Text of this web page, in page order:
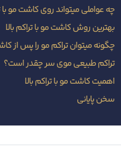
چه عواملی میتواند روی کاشت مو با
بهترین روش کاشت مو با تراکم بالا
چگونه میتوان تراکم مو را پس از
تراکم طبیعی موی سر چقدر است؟
اهمیت کاشت مو با تراکم بالا
سخن پایانی